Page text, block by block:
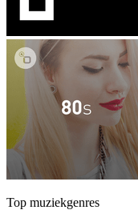
Top muziekgenres